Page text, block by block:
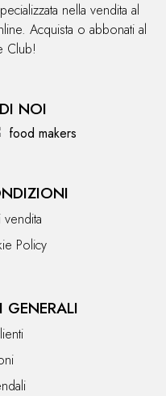
nella vendita al
Acquista o abbonati al
Club!
NOI
Policy